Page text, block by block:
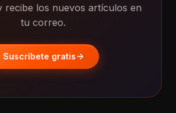
recibe los nuevos artículos en
tu correo.
Suscríbete gratis